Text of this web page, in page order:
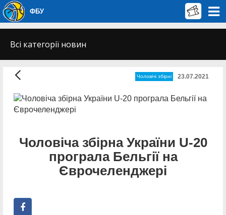
ФБУ
Всі категорії новин
Чоловічі збірні 23.07.2021
Чоловіча збірна України U-20
програла Бельгії на
Єврочеленджері